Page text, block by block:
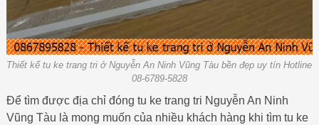
Thiết kế tu ke trang tri ở Nguyễn An Ninh Vũng Tàu bền đẹp uy tín Hotline
08-6789-5828
Để tìm được địa chỉ đóng tu ke trang tri Nguyễn An Ninh
Vũng Tàu là mong muốn của nhiều khách hàng khi tìm tu ke